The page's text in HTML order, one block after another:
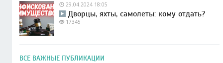
29.04.2024 18:05
Дворцы, яхты, самолеты: кому отдать?
17345
ВСЕ ВАЖНЫЕ ПУБЛИКАЦИИ